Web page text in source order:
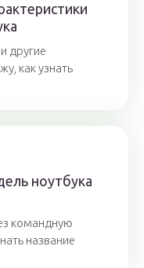
другие
как узнать
ноутбука
командную
название